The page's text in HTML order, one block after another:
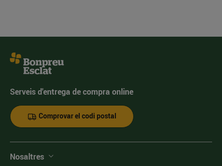
Serveis d'entrega de compra online
Comprovar el codi postal
Nosaltres